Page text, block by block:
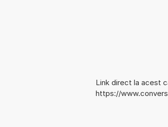
Link direct la acest
https://